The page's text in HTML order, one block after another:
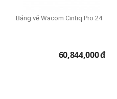
Bảng vẽ Wacom Cintiq Pro 24
60,844,000đ